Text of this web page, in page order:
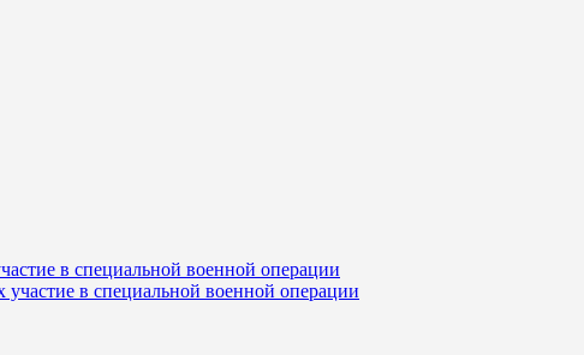
в специальной военной операции
в специальной военной операции